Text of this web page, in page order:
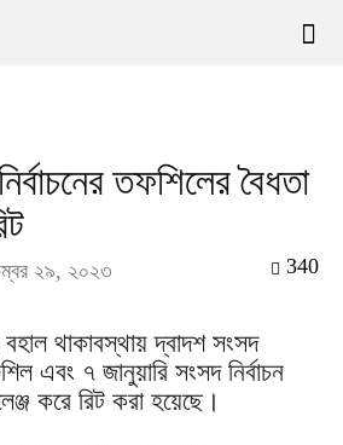
তফশিলের বৈধতা
২৯, ২০২৩ 340
থাকাবস্থায় দ্বাদশ সংসদ
এবং ৭ জানুয়ারি সংসদ নির্বাচন
করে রিট করা হয়েছে।